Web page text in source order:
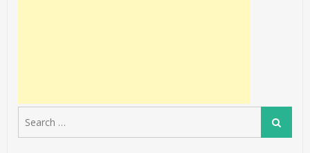
for:
Search